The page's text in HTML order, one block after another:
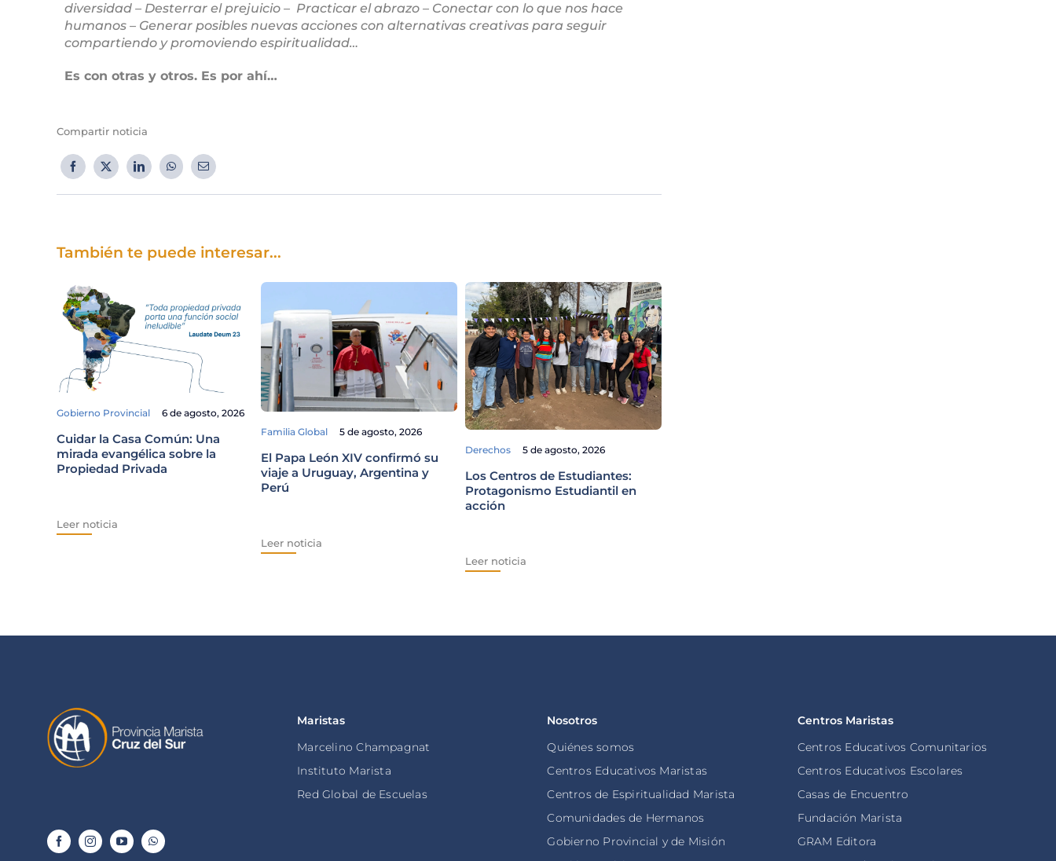
diversidad – Desterrar el prejuicio – Practicar el abrazo – Conectar con lo que nos hace
humanos – Generar posibles nuevas acciones con alternativas creativas para seguir
compartiendo y promoviendo espiritualidad…
Es con otras y otros. Es por ahí…
Compartir noticia
También te puede interesar...
Gobierno Provincial 6 de agosto, 2026
Cuidar la Casa Común: Una
mirada evangélica sobre la
Propiedad Privada
Leer noticia
Familia Global 5 de agosto, 2026
El Papa León XIV confirmó su
viaje a Uruguay, Argentina y
Perú
Leer noticia
Derechos 5 de agosto, 2026
Los Centros de Estudiantes:
Protagonismo Estudiantil en
acción
Leer noticia
Maristas
Marcelino Champagnat
Instituto Marista
Red Global de Escuelas
Nosotros
Quiénes somos
Centros Educativos Maristas
Centros de Espiritualidad Marista
Comunidades de Hermanos
Gobierno Provincial y de Misión
Centros Maristas
Centros Educativos Comunitarios
Centros Educativos Escolares
Casas de Encuentro
Fundación Marista
GRAM Editora